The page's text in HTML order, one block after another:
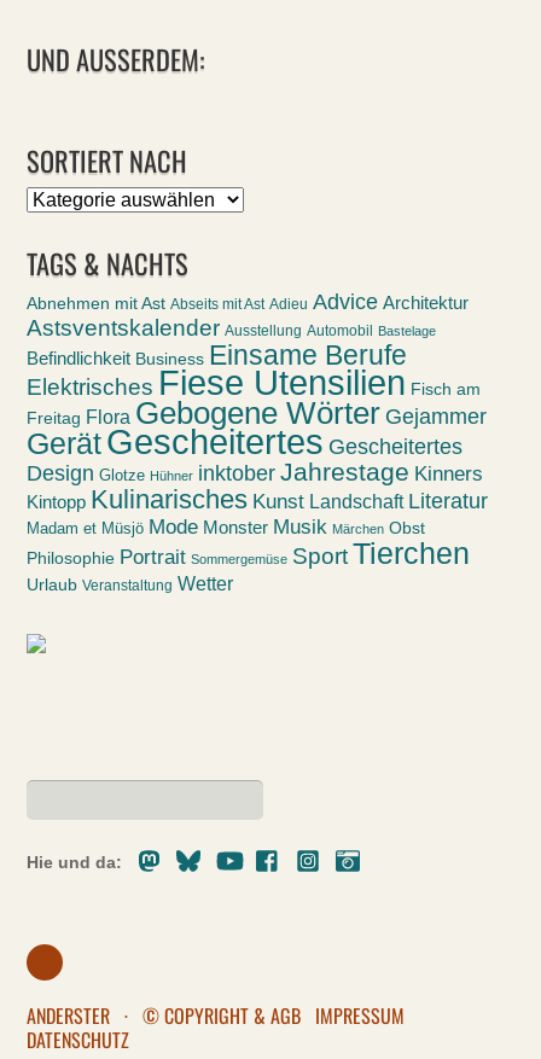
UND AUSSERDEM:
SORTIERT NACH
Sortiert
TAGS & NACHTS
Abnehmen mit Ast Abseits mit Ast Adieu Advice Architektur
Astsventskalender Ausstellung Automobil Bastelage
Befindlichkeit Business Einsame Berufe
Elektrisches Fiese Utensilien Fisch am
Freitag Flora Gebogene Wörter Gejammer
GerätGescheitertes Gescheitertes
Design Glotze Hühner inktober Jahrestage Kinners
Kintopp Kulinarisches Kunst Landschaft Literatur
Madam et Müsjö Mode Monster Musik Märchen Obst
Philosophie Portrait Sommergemüse Sport Tierchen
Urlaub Veranstaltung Wetter
Hie und da:
MastodonBlueskyYoutubeFacebookInstagram
ANDERSTER · © COPYRIGHT & AGB IMPRESSUM
DATENSCHUTZ